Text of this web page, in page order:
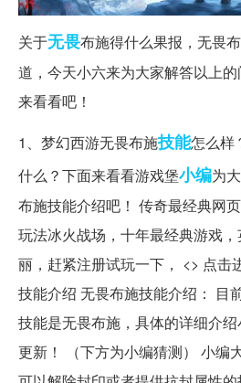
关于无畏布施得什么果报，无畏
道，今天小六来为大家解答以上
来看看吧！
1、梦幻西游无畏布施技能怎么样
什么？下面来看看游戏堡小编为
布施技能介绍吧！ 传奇最经典网
玩法冰火战场，十年最经典游戏
丽，赶紧注册试玩一下， <> 点击
技能介绍 无畏布施技能介绍： 目
技能是无畏布施，具体的详细介
更新！ （下方为小编猜测） 小编